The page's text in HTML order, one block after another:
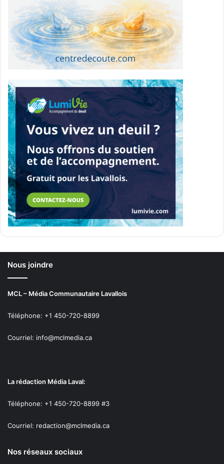
Nous joindre
MCL – Média Communautaire Lavallois
Téléphone: +1 450-720-8899
Courriel: info@mclmedia.ca
La rédaction Média Laval:
Téléphone: +1 450-720-8899 #3
Courriel: redaction@mclmedia.ca
Nos réseaux sociaux